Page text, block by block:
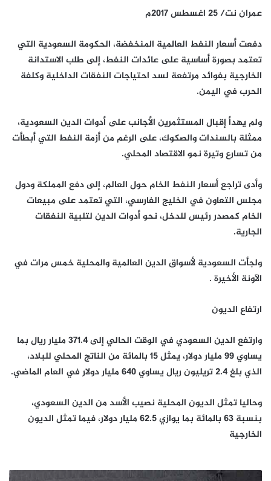
عمران نت/ 25 اغسطس 2017م
دفعت أسعار النفط العالمية المنخفضة، الحكومة السعودية التي
تعتمد بصورة أساسية على عائدات النفط، إلى طلب الاستدانة
الخارجية بفوائد مرتفعة لسد احتياجات النفقات الداخلية وكلفة
الحرب في اليمن.
ولم يهدأ إقبال المستثمرين الأجانب على أدوات الدين السعودية،
ممثلة بالسندات والصكوك، على الرغم من أزمة النفط التي أبطأت
من تسارع وتيرة نمو الاقتصاد المحلي.
وأدى تراجع أسعار النفط الخام حول العالم، إلى دفع المملكة ودول
مجلس التعاون في الخليج الفارسي، التي تعتمد على مبيعات
الخام كمصدر رئيس للدخل، نحو أدوات الدين لتلبية النفقات
الجارية.
ولجأت السعودية لأسواق الدين العالمية والمحلية خمس مرات في
الآونة الأخيرة .
ارتفاع الديون
وارتفع الدين السعودي في الوقت الحالي إلى 371.4 مليار ريال بما
يساوي 99 مليار دولار، يمثل 15 بالمائة من الناتج المحلي للبلاد،
الذي بلغ 2.4 تريليون ريال يساوي 640 مليار دولار في العام الماضي.
وحاليا تمثل الديون المحلية نصيب الأسد من الدين السعودي،
بنسبة 63 بالمائة بما يوازي 62.5 مليار دولار، فيما تمثل الديون
الخارجية